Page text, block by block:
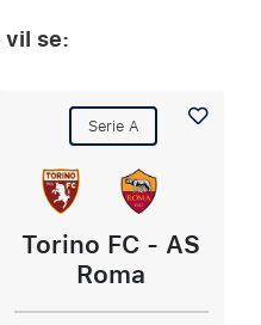
se:
Serie A
Torino FC - AS
Roma